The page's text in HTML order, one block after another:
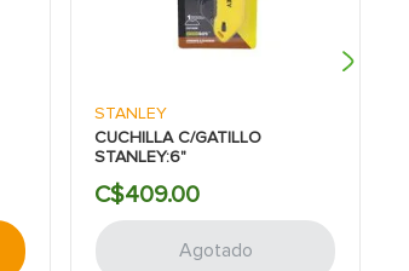
STANLEY
CUCHILLA C/GATILLO
STANLEY:6"
C$409.00
Agotado